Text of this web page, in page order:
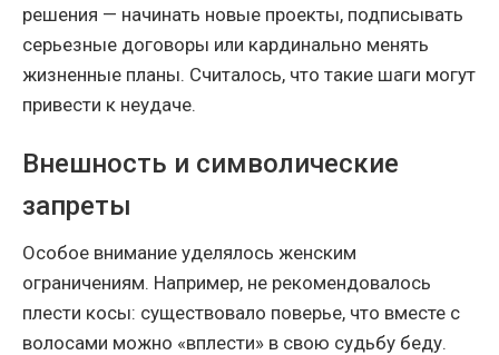
решения — начинать новые проекты, подписывать
серьезные договоры или кардинально менять
жизненные планы. Считалось, что такие шаги могут
привести к неудаче.
Внешность и символические
запреты
Особое внимание уделялось женским
ограничениям. Например, не рекомендовалось
плести косы: существовало поверье, что вместе с
волосами можно «вплести» в свою судьбу беду.